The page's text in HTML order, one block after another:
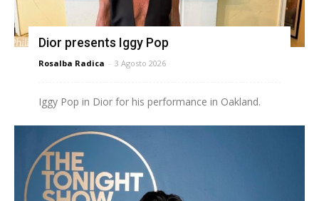
Dior presents Iggy Pop
Rosalba Radica - 3 Agosto 2026
Iggy Pop in Dior for his performance in Oakland.